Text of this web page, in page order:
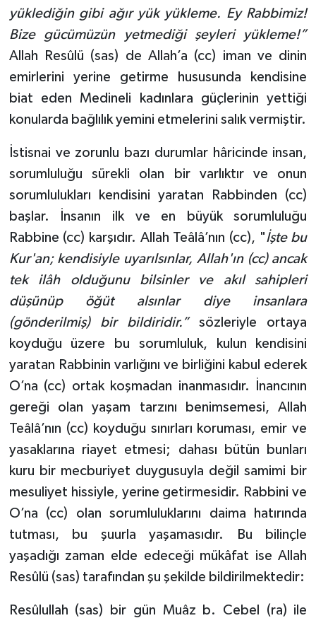
yüklediğin gibi ağır yük yükleme. Ey Rabbimiz!
Bize gücümüzün yetmediği şeyleri yükleme!”
Allah Resûlü (sas) de Allah’a (cc) iman ve dinin
emirlerini yerine getirme hususunda kendisine
biat eden Medineli kadınlara güçlerinin yettiği
konularda bağlılık yemini etmelerini salık vermiştir.
İstisnai ve zorunlu bazı durumlar hâricinde insan,
sorumluluğu sürekli olan bir varlıktır ve onun
sorumlulukları kendisini yaratan Rabbinden (cc)
başlar. İnsanın ilk ve en büyük sorumluluğu
Rabbine (cc) karşıdır. Allah Teâlâ’nın (cc), "İşte bu
Kur'an; kendisiyle uyarılsınlar, Allah'ın (cc) ancak
tek ilâh olduğunu bilsinler ve akıl sahipleri
düşünüp öğüt alsınlar diye insanlara
(gönderilmiş) bir bildiridir.”sözleriyle ortaya
koyduğu üzere bu sorumluluk, kulun kendisini
yaratan Rabbinin varlığını ve birliğini kabul ederek
O’na (cc) ortak koşmadan inanmasıdır. İnancının
gereği olan yaşam tarzını benimsemesi, Allah
Teâlâ’nın (cc) koyduğu sınırları koruması, emir ve
yasaklarına riayet etmesi; dahası bütün bunları
kuru bir mecburiyet duygusuyla değil samimi bir
mesuliyet hissiyle, yerine getirmesidir. Rabbini ve
O’na (cc) olan sorumluluklarını daima hatırında
tutması, bu şuurla yaşamasıdır. Bu bilinçle
yaşadığı zaman elde edeceği mükâfat ise Allah
Resûlü (sas) tarafından şu şekilde bildirilmektedir:
Resûlullah (sas) bir gün Muâz b. Cebel (ra) ile